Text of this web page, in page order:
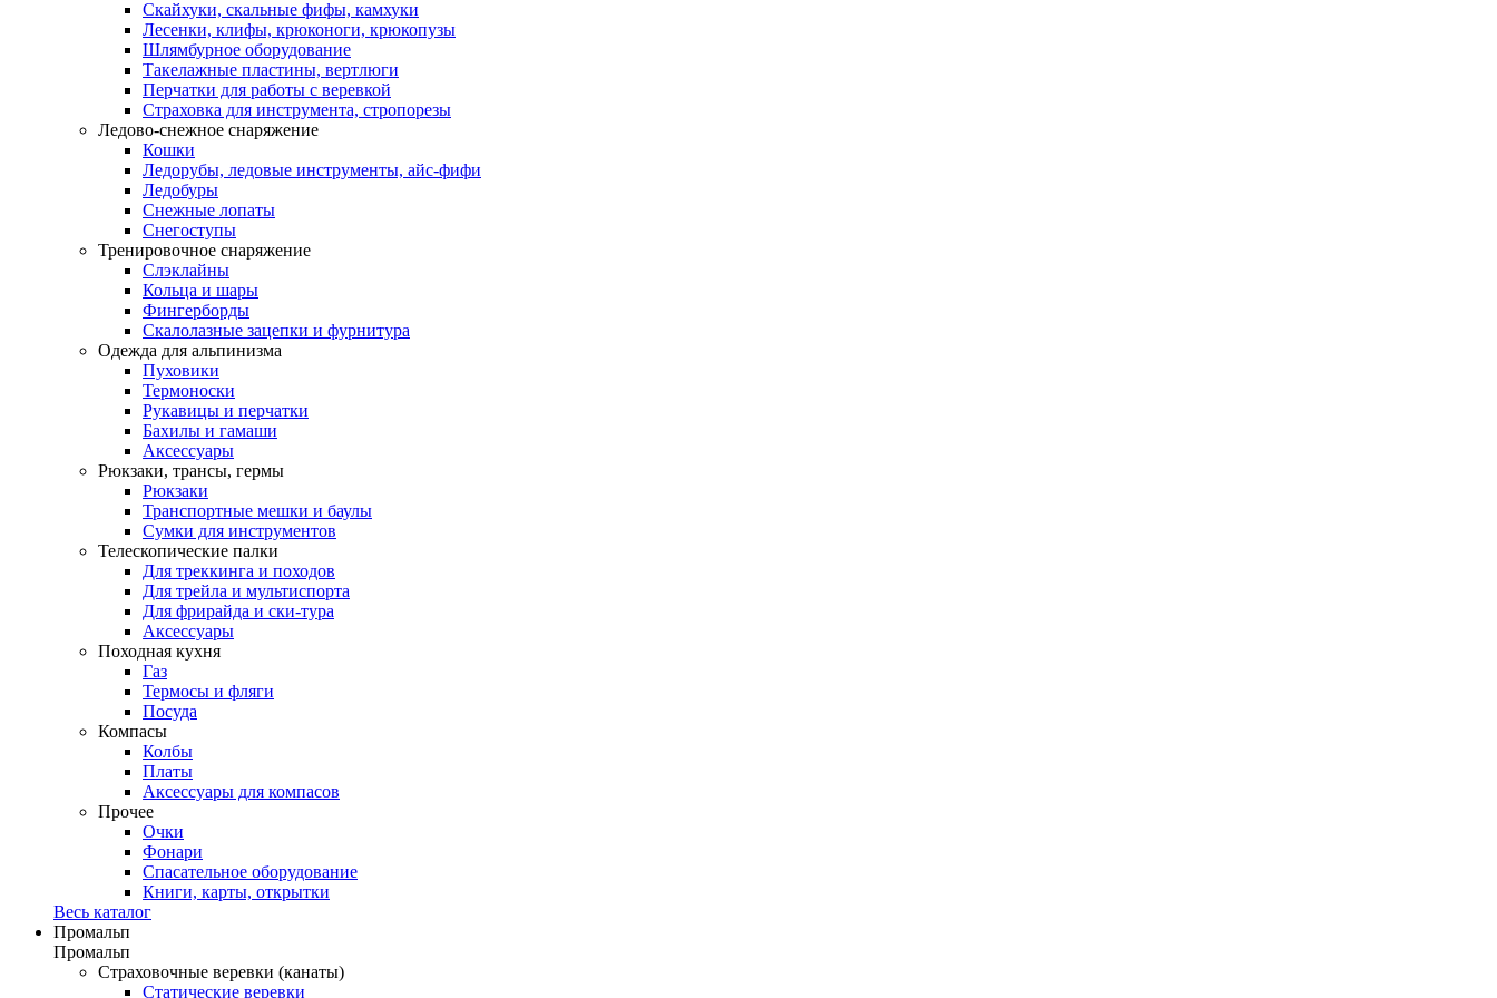
Скайхуки, скальные фифы, камхуки
Лесенки, клифы, крюконоги, крюкопузы
Шлямбурное оборудование
Такелажные пластины, вертлюги
Перчатки для работы с веревкой
Страховка для инструмента, стропорезы
Ледово-снежное снаряжение
Кошки
Ледорубы, ледовые инструменты, айс-фифи
Ледобуры
Снежные лопаты
Снегоступы
Тренировочное снаряжение
Слэклайны
Кольца и шары
Фингерборды
Скалолазные зацепки и фурнитура
Одежда для альпинизма
Пуховики
Термоноски
Рукавицы и перчатки
Бахилы и гамаши
Аксессуары
Рюкзаки, трансы, гермы
Рюкзаки
Транспортные мешки и баулы
Сумки для инструментов
Телескопические палки
Для треккинга и походов
Для трейла и мультиспорта
Для фрирайда и ски-тура
Аксессуары
Походная кухня
Газ
Термосы и фляги
Посуда
Компасы
Колбы
Платы
Аксессуары для компасов
Прочее
Очки
Фонари
Спасательное оборудование
Книги, карты, открытки
Весь каталог
Промальп
Промальп
Страховочные веревки (канаты)
Статические веревки